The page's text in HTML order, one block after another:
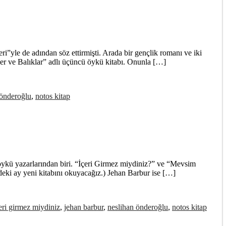
de adından söz ettirmişti. Arada bir gençlik romanı ve iki
ve Balıklar” adlı üçüncü öykü kitabı. Onunla […]
, notos kitap
yazarlarından biri. “İçeri Girmez miydiniz?” ve “Mevsim
ay yeni kitabını okuyacağız.) Jehan Barbur ise […]
girmez miydiniz, jehan barbur, neslihan önderoğlu, notos kitap